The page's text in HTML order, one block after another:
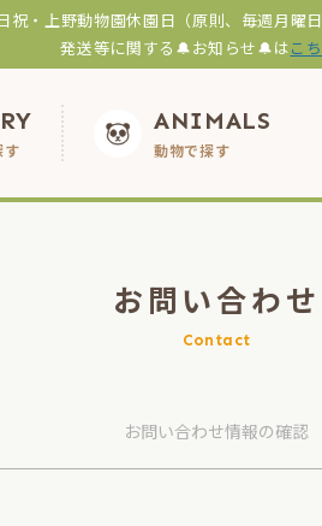
祝・上野動物園休園日（原則、毎週月曜
発送等に関する🔔お知らせ🔔はこ
す
ANIMALS
動物で探す
Contact
お問い合わせ
お問い合わせ情報の確認